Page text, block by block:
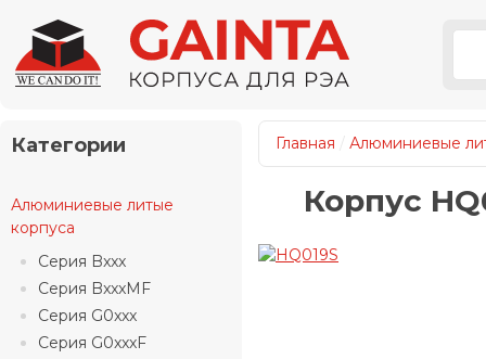
Категории
Алюминиевые литые
корпуса
Серия Bxxx
Серия BxxxMF
Серия G0xxx
Серия G0xxxF
Главная Алюминиевые
Корпус